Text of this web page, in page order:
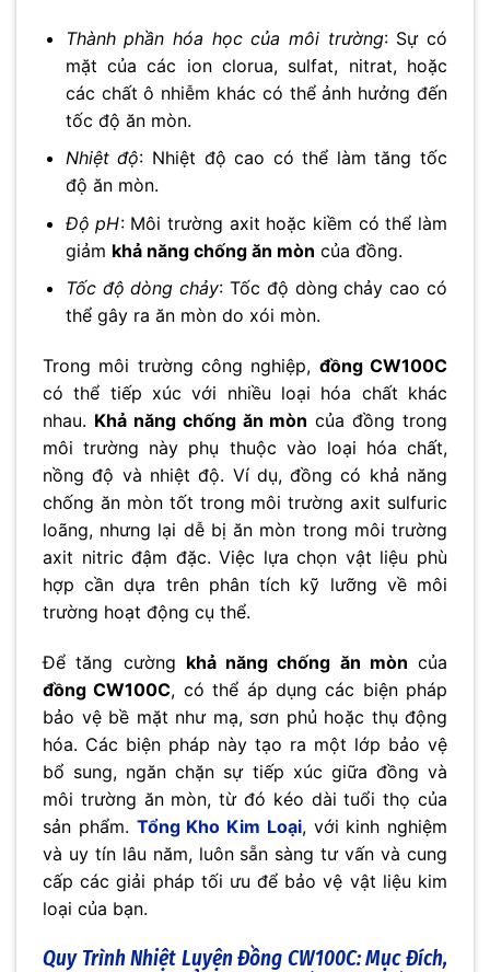
Thành phần hóa học của môi trường: Sự có
mặt của các ion clorua, sulfat, nitrat, hoặc
các chất ô nhiễm khác có thể ảnh hưởng đến
tốc độ ăn mòn.
Nhiệt độ: Nhiệt độ cao có thể làm tăng tốc
độ ăn mòn.
Độ pH: Môi trường axit hoặc kiềm có thể làm
giảm khả năng chống ăn mòn của đồng.
Tốc độ dòng chảy: Tốc độ dòng chảy cao có
thể gây ra ăn mòn do xói mòn.
Trong môi trường công nghiệp, đồng CW100C
có thể tiếp xúc với nhiều loại hóa chất khác
nhau. Khả năng chống ăn mòn của đồng trong
môi trường này phụ thuộc vào loại hóa chất,
nồng độ và nhiệt độ. Ví dụ, đồng có khả năng
chống ăn mòn tốt trong môi trường axit sulfuric
loãng, nhưng lại dễ bị ăn mòn trong môi trường
axit nitric đậm đặc. Việc lựa chọn vật liệu phù
hợp cần dựa trên phân tích kỹ lưỡng về môi
trường hoạt động cụ thể.
Để tăng cường khả năng chống ăn mòn của
đồng CW100C, có thể áp dụng các biện pháp
bảo vệ bề mặt như mạ, sơn phủ hoặc thụ động
hóa. Các biện pháp này tạo ra một lớp bảo vệ
bổ sung, ngăn chặn sự tiếp xúc giữa đồng và
môi trường ăn mòn, từ đó kéo dài tuổi thọ của
sản phẩm. Tổng Kho Kim Loại, với kinh nghiệm
và uy tín lâu năm, luôn sẵn sàng tư vấn và cung
cấp các giải pháp tối ưu để bảo vệ vật liệu kim
loại của bạn.
Quy Trình Nhiệt Luyện Đồng CW100C: Mục Đích,